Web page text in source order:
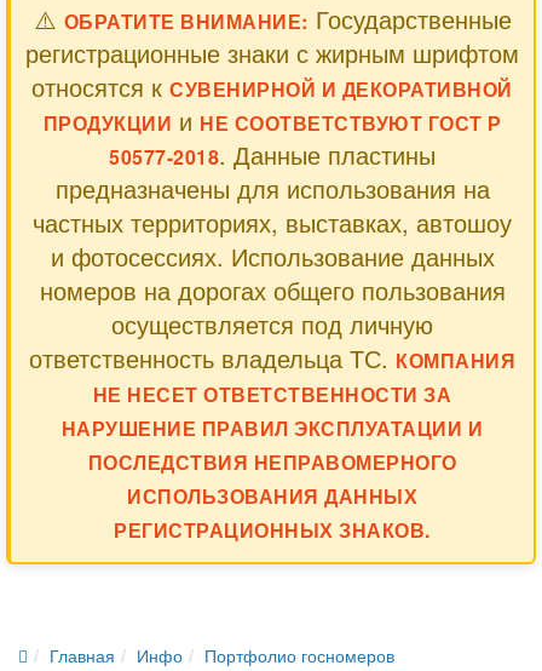
⚠️ ОБРАТИТЕ ВНИМАНИЕ: Государственные
регистрационные знаки с жирным шрифтом
относятся кСУВЕНИРНОЙ И ДЕКОРАТИВНОЙ
ПРОДУКЦИИ и НЕ СООТВЕТСТВУЮТ ГОСТ Р
50577-2018. Данные пластины
предназначены для использования на
частных территориях, выставках, автошоу
и фотосессиях. Использование данных
номеров на дорогах общего пользования
осуществляется под личную
ответственность владельца ТС. КОМПАНИЯ
НЕ НЕСЕТ ОТВЕТСТВЕННОСТИ ЗА
НАРУШЕНИЕ ПРАВИЛ ЭКСПЛУАТАЦИИ И
ПОСЛЕДСТВИЯ НЕПРАВОМЕРНОГО
ИСПОЛЬЗОВАНИЯ ДАННЫХ
РЕГИСТРАЦИОННЫХ ЗНАКОВ.
Главная Инфо
Портфолио госномеров